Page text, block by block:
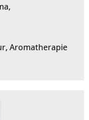
Aromatherapie